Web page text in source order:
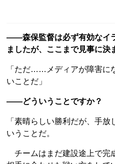
――森保監督は必ず有効なイ
ましたが、ここまで見事に決
「ただ……メディアが障害に
いことだ」
――どういうことですか？
「素晴らしい勝利だが、手
いうことだ。
チームはまだ建設途上で完